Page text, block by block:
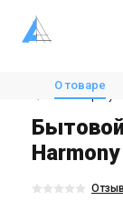
Магазин
🌀Бытовые
О товаре